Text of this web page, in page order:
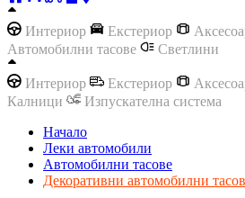
Интериор Екстериор
Автомобилни тасове
Светлини
Интериор Екстериор
Калници
Изпускателна система
Начало
Леки автомобили
Автомобилни тасове
Декоративни автомобилни